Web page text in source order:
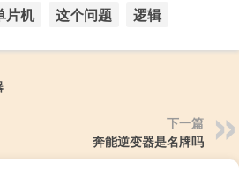
片机 这个问题 逻辑
下一篇
奔能逆变器是名牌吗